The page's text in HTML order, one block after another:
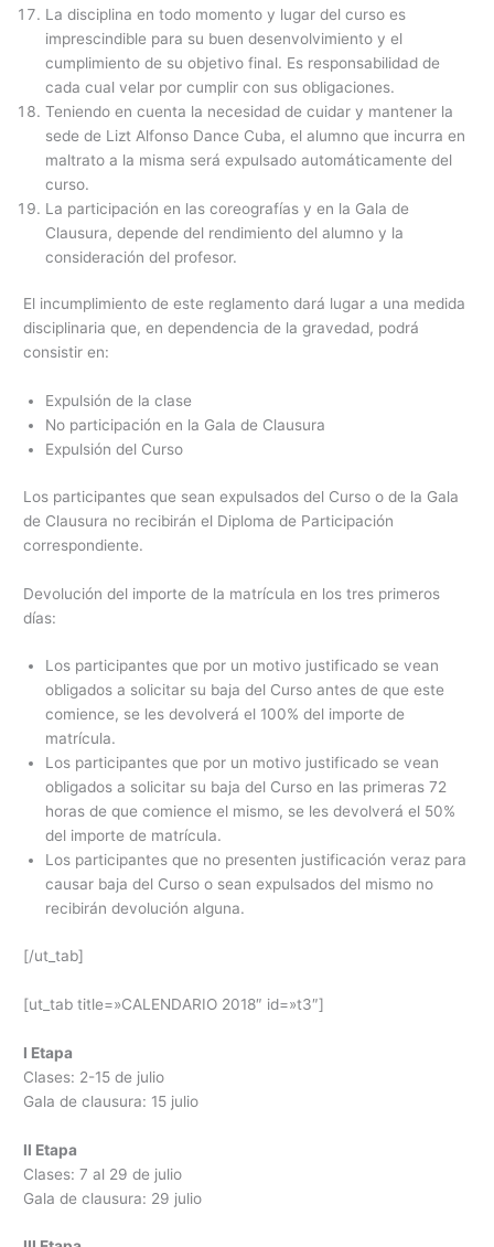
La disciplina en todo momento y lugar del curso es
imprescindible para su buen desenvolvimiento y el
cumplimiento de su objetivo final. Es responsabilidad de
cada cual velar por cumplir con sus obligaciones.
Teniendo en cuenta la necesidad de cuidar y mantener la
sede de Lizt Alfonso Dance Cuba, el alumno que incurra en
maltrato a la misma será expulsado automáticamente del
curso.
La participación en las coreografías y en la Gala de
Clausura, depende del rendimiento del alumno y la
consideración del profesor.
El incumplimiento de este reglamento dará lugar a una medida
disciplinaria que, en dependencia de la gravedad, podrá
consistir en:
Expulsión de la clase
No participación en la Gala de Clausura
Expulsión del Curso
Los participantes que sean expulsados del Curso o de la Gala
de Clausura no recibirán el Diploma de Participación
correspondiente.
Devolución del importe de la matrícula en los tres primeros
días:
Los participantes que por un motivo justificado se vean
obligados a solicitar su baja del Curso antes de que este
comience, se les devolverá el 100% del importe de
matrícula.
Los participantes que por un motivo justificado se vean
obligados a solicitar su baja del Curso en las primeras 72
horas de que comience el mismo, se les devolverá el 50%
del importe de matrícula.
Los participantes que no presenten justificación veraz para
causar baja del Curso o sean expulsados del mismo no
recibirán devolución alguna.
[/ut_tab]
[ut_tab title=»CALENDARIO 2018″ id=»t3″]
I Etapa
Clases: 2-15 de julio
Gala de clausura: 15 julio
II Etapa
Clases: 7 al 29 de julio
Gala de clausura: 29 julio